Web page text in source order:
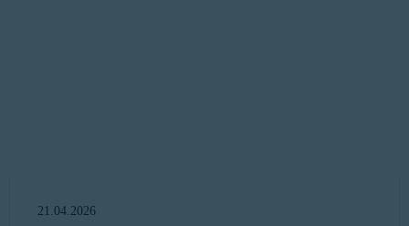
21.04.2026